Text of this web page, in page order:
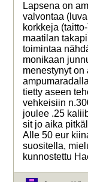
Lapsena on
valvontaa
korkkeja
maatilan
toimintaa
monikaan
menestynyt on
tietty aseen
vehkeisiin
joulee .25
sit jo aika
Alle 50 eur
suositella,
kunnostettu